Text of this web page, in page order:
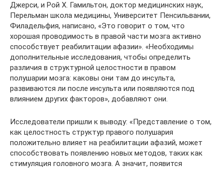
Джерси, и Рой Х. Гамильтон, доктор медицинских наук,
Перельман школа медицины, Университет Пенсильвании,
Филадельфия, написано, «Это говорит о том, что
хорошая проводимость в правой части мозга активно
способствует реабилитации афазии». «Необходимы
дополнительные исследования, чтобы определить
различия в структурной целостности в правом
полушарии мозга: каковы они там до инсульта,
развиваются ли после инсульта или появляются под
влиянием других факторов», добавляют они.
Исследователи пришли к выводу: «Представление о том,
как целостность структур правого полушария
положительно влияет на реабилитации афазий, может
способствовать появлению новых методов, таких как
стимуляция головного мозга. А значит, появится